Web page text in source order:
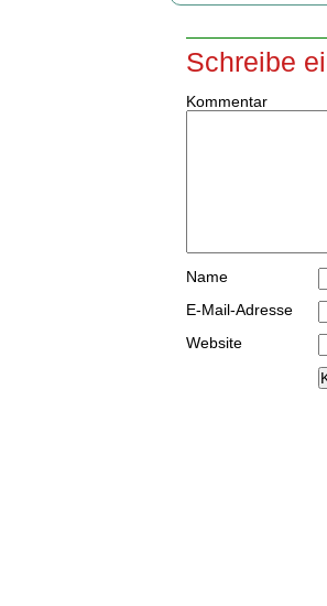
Schreibe
Kommentar
Name
E-Mail-Adresse
Website